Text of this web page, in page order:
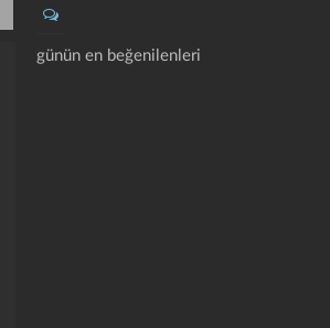
günün en beğenilenleri